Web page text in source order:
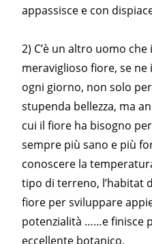
appassisce e con
2) C’è un altro uomo
meraviglioso fiore, se
ogni giorno, non solo
stupenda bellezza, ma
cui il fiore ha bisogno
sempre più sano e più
conoscere la
tipo di terreno, l’habitat
fiore per sviluppare
potenzialità ……e finisce
eccellente botanico.